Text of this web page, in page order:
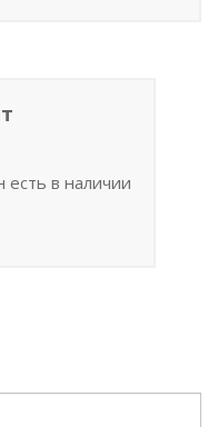
в наличии